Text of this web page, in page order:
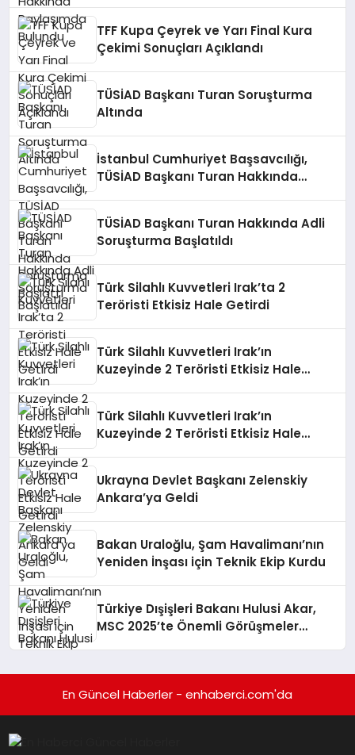
TFF Kupa Çeyrek ve Yarı Final Kura
Çekimi Sonuçları Açıklandı
TÜSİAD Başkanı Turan Soruşturma
Altında
İstanbul Cumhuriyet Başsavcılığı,
TÜSİAD Başkanı Turan Hakkında
TÜSİAD Başkanı Turan Hakkında Adli
Soruşturma Başlatıldı
Türk Silahlı Kuvvetleri Irak’ta 2
Teröristi Etkisiz Hale Getirdi
Türk Silahlı Kuvvetleri Irak’ın
Kuzeyinde 2 Teröristi Etkisiz Hale
Türk Silahlı Kuvvetleri Irak’ın
Kuzeyinde 2 Teröristi Etkisiz Hale
Ukrayna Devlet Başkanı Zelenskiy
Ankara’ya Geldi
Bakan Uraloğlu, Şam Havalimanı’nın
Yeniden İnşası için Teknik Ekip Kurdu
Türkiye Dışişleri Bakanı Hulusi Akar,
MSC 2025’te Önemli Görüşmeler
En Güncel Haberler - enhaberci.com'da